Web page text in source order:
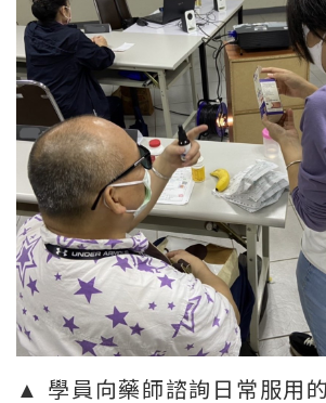
▲ 學員向藥師諮詢日常服用